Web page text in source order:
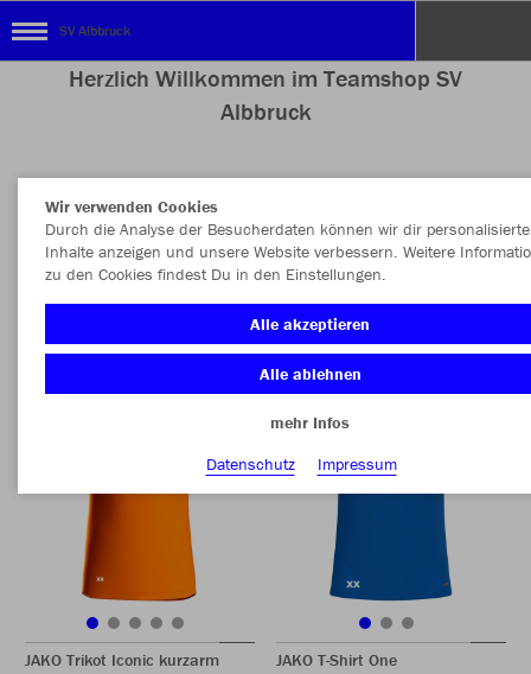
SV Albbruck
Herzlich Willkommen im Teamshop SV
Albbruck
Nachhaltig Farbe
JAKO Trikot Iconic kurzarm
JAKO T-Shirt One
Wir verwenden Cookies
Durch die Analyse der Besucherdaten können wir dir personalisierte
Inhalte anzeigen und unsere Website verbessern. Weitere
zu den Cookies findest Du in den Einstellungen.
Alle akzeptieren
Alle ablehnen
mehr Infos
Datenschutz
Impressum